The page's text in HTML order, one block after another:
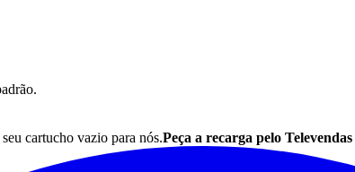
cartucho vazio para nós.Peça a recarga pelo